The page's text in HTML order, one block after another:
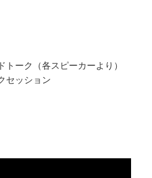
トーク（各スピーカーより）
セッション